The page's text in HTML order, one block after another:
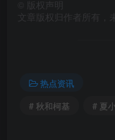
版权声明
文章版权归作者所有，
热点资讯
# 秋和柯基
# 夏